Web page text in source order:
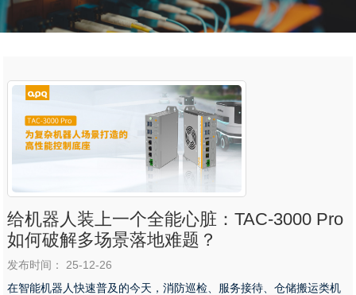
给机器人装上一个全能心脏：TAC-3000 Pro
如何破解多场景落地难题？
发布时间： 25-12-26
在智能机器人快速普及的今天，消防巡检、服务接待、仓储搬运类机